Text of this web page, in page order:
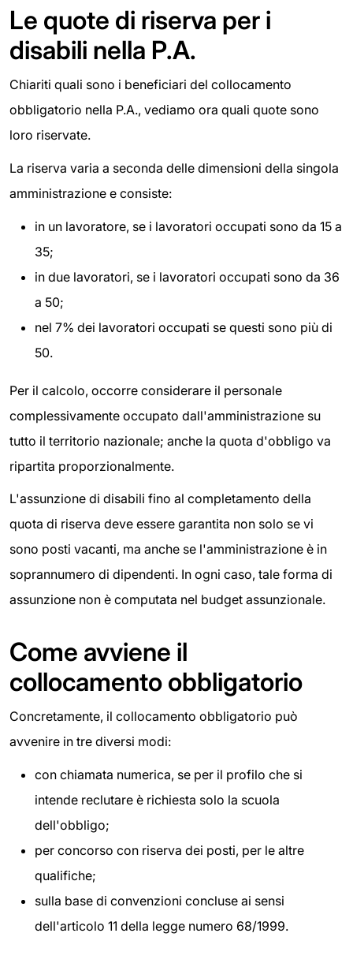
Le quote di riserva per i
disabili nella P.A.
Chiariti quali sono i beneficiari del collocamento
obbligatorio nella P.A., vediamo ora quali quote sono
loro riservate.
La riserva varia a seconda delle dimensioni della singola
amministrazione e consiste:
in un lavoratore, se i lavoratori occupati sono da 15 a
35;
in due lavoratori, se i lavoratori occupati sono da 36
a 50;
nel 7% dei lavoratori occupati se questi sono più di
50.
Per il calcolo, occorre considerare il personale
complessivamente occupato dall'amministrazione su
tutto il territorio nazionale; anche la quota d'obbligo va
ripartita proporzionalmente.
L'assunzione di disabili fino al completamento della
quota di riserva deve essere garantita non solo se vi
sono posti vacanti, ma anche se l'amministrazione è in
soprannumero di dipendenti. In ogni caso, tale forma di
assunzione non è computata nel budget assunzionale.
Come avviene il
collocamento obbligatorio
Concretamente, il collocamento obbligatorio può
avvenire in tre diversi modi:
con chiamata numerica, se per il profilo che si
intende reclutare è richiesta solo la scuola
dell'obbligo;
per concorso con riserva dei posti, per le altre
qualifiche;
sulla base di convenzioni concluse ai sensi
dell'articolo 11 della legge numero 68/1999.